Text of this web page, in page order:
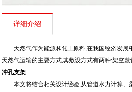
详细介绍
天然气作为能源和化工原料,在我国经济发展
天然气运输的主要方式,其敷设方式有两种:架空
冲孔支架
本文将结合相关设计经验,从管道水力计算、